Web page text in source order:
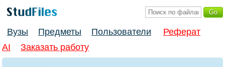
Вузы Предметы Пользователи
Реферат
AI
Заказать работу